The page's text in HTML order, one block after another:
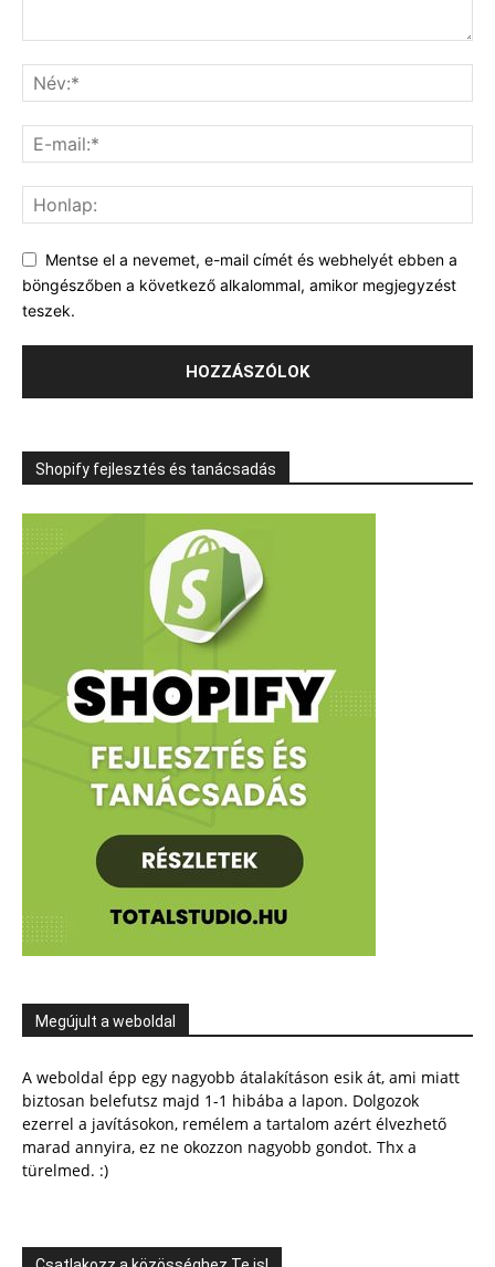
Mentse el a nevemet, e-mail címét és webhelyét ebben a
böngészőben a következő alkalommal, amikor megjegyzést
teszek.
Shopify fejlesztés és tanácsadás
Megújult a weboldal
A weboldal épp egy nagyobb átalakításon esik át, ami miatt
biztosan belefutsz majd 1-1 hibába a lapon. Dolgozok
ezerrel a javításokon, remélem a tartalom azért élvezhető
marad annyira, ez ne okozzon nagyobb gondot. Thx a
türelmed. :)